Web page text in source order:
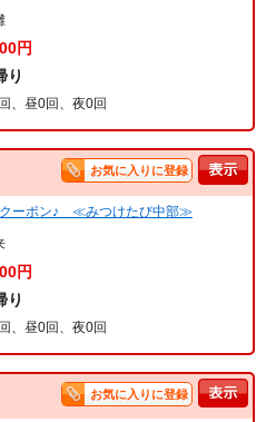
円
り
、昼0回、夜0回
お気に入りに登録
クーポン♪ ≪みつけたび中部≫
円
り
、昼0回、夜0回
お気に入りに登録